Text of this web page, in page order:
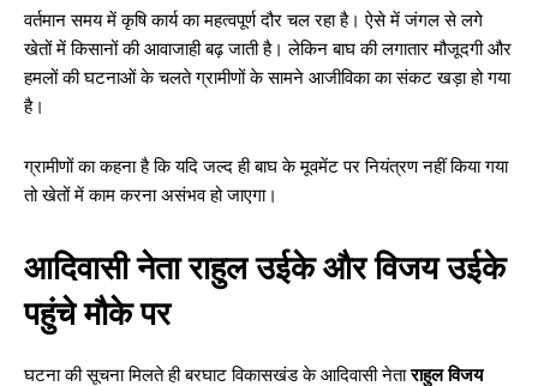
वर्तमान समय में कृषि कार्य का महत्वपूर्ण दौर चल रहा है। ऐसे में जंगल से लगे
खेतों में किसानों की आवाजाही बढ़ जाती है। लेकिन बाघ की लगातार मौजूदगी और
हमलों की घटनाओं के चलते ग्रामीणों के सामने आजीविका का संकट खड़ा हो गया
है।
ग्रामीणों का कहना है कि यदि जल्द ही बाघ के मूवमेंट पर नियंत्रण नहीं किया गया
तो खेतों में काम करना असंभव हो जाएगा।
आदिवासी नेता राहुल उईके और विजय उईके
पहुंचे मौके पर
घटना की सूचना मिलते ही बरघाट विकासखंड के आदिवासी नेताराहुल विजय